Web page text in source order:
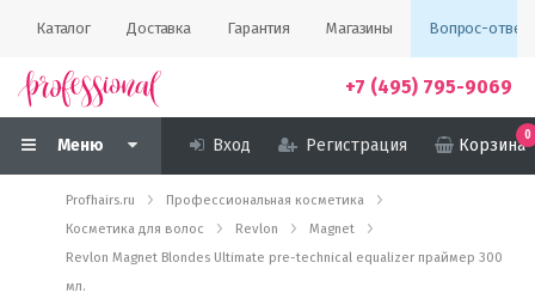
Каталог Доставка Гарантия Магазины Вопрос-ответ
+7 (495) 795-9069
Меню Вход Регистрация Корзина
0
Profhairs.ru
Профессиональная косметика
Косметика для волос
Revlon
Magnet
Revlon Magnet Blondes Ultimate pre-technical equalizer праймер 300
мл.